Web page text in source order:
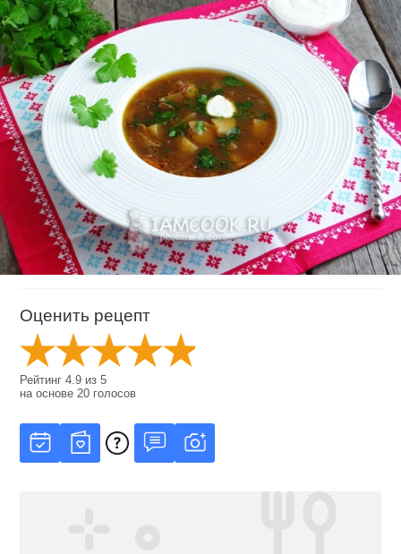
Оценить рецепт
Рейтинг4.9 из5
на основе 20 голосов